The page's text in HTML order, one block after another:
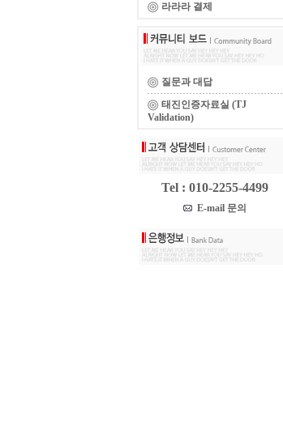
라라라 결제
질문과 대답
태진인증자료실 (TJ
Validation)
Tel : 010-2255-4499
E-mail 문의